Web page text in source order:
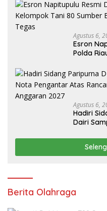
Agustus 6,
Esron
Polda
Agustus 6,
Hadiri
Dairi
2027
Berita Olahraga